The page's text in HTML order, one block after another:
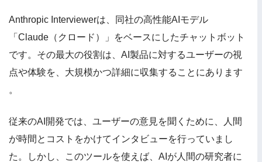
Anthropic Interviewerは、同社の高性能AIモデル
「Claude（クロード）」をベースにしたチャットボット
です。その最大の役割は、AI製品に対するユーザーの視
点や体験を、大規模かつ詳細に収集することにあります
。
従来のAI開発では、ユーザーの意見を聞くために、人間
が時間とコストをかけてインタビューを行っていまし
た。しかし、このツールを使えば、AIが人間の研究者に